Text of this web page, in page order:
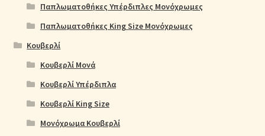
Παπλωματοθήκες Υπέρδιπλες Μονόχρωμες
Παπλωματοθήκες King Size Μονόχρωμες
Κουβερλί
Κουβερλί Μονά
Κουβερλί Υπέρδιπλα
Κουβερλί King Size
Μονόχρωμα Κουβερλί